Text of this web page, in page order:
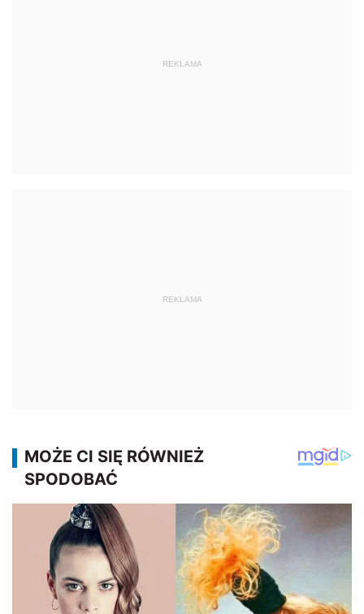
REKLAMA
REKLAMA